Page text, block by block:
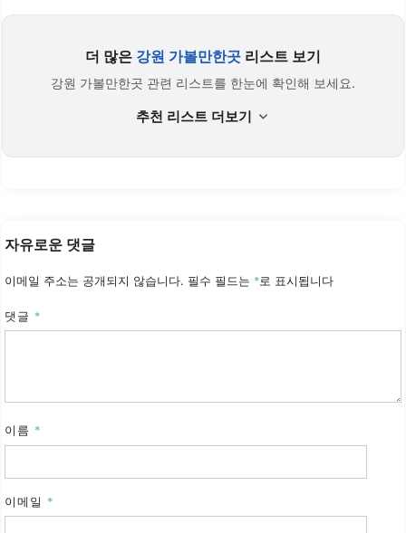
더 많은 강원 가볼만한곳리스트 보기
강원 가볼만한곳 관련 리스트를 한눈에 확인해 보세요.
추천 리스트 더보기
자유로운 댓글
이메일 주소는 공개되지 않습니다. 필수 필드는 *로 표시됩니다
댓글 *
이름 *
이메일 *